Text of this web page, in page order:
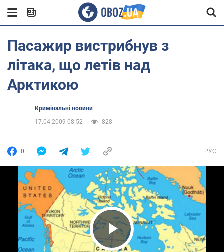
Пасажир вистрибнув з
літака, що летів над
Арктикою
Кримінальні новини
17.04.2009 08:52
828
0 РУС
Play Video